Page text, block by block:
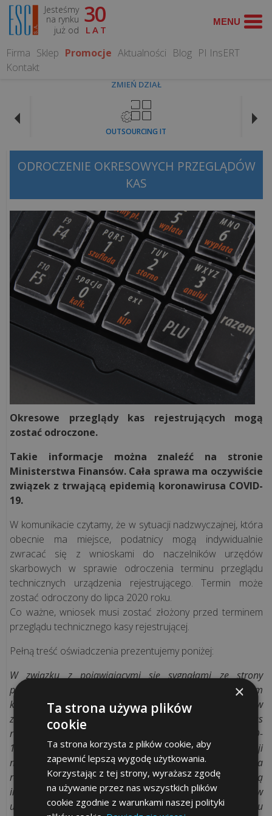
Jesteśmy
na rynku
już od
30
LAT
Firma Sklep Promocje Aktualności Blog PI InsERT
Kontakt
ZMIEŃ DZIAŁ
OUTSOURCING IT
WYSZUKAJ
MOŻEMY
CIEBIE
ZROBIĆ?
informatyczna
Serwis
Komputerowy
Rozwiązania
sieciowe
Projekty
informatyczne
Audyt
legalności
Inwentaryzacja
e-
podpis
Procedura
gwarancyjna
ODROCZENIE OKRESOWYCH PRZEGLĄDÓW
KAS
Okresowe przeglądy kas rejestrujących mogą
zostać odroczone.
Takie informacje można znaleźć na stronie
Ministerstwa Finansów. Cała sprawa ma oczywiście
związek z trwającą epidemią koronawirusa COVID-
19.
W komunikacie czytamy, że w sytuacji nadzwyczajnej, która
obecnie ma miejsce, podatnicy mogą indywidualnie
zwracać się z wnioskami do naczelników urzędów
skarbowych w sprawie odroczenia terminu przeglądu
technicznych urządzenia rejestrującego. Termin może
zostać odroczony do lipca 2020 roku.
Co ważne, wniosek musi zostać złożony przed terminem
przeglądu technicznego kasy rejestrującej.
Pełną treść oświadczenia prezentujemy poniżej:
W związku z pojawiającymi się sygnałami ze strony
producentów oraz podmiotów zajmujących się serwisem
kas rejestrujących, dotyczącymi obaw serwisantów w
zakresie przeprowadzania przeglądów okresowych kas
rejestrujących związanych z zagrożeniem wirusem COVID-
19, Ministerstwo Finansów informuje, że w sytuacji
nadzwyczajnej jaka jest obecnie spowodowana
rozprzestrzenianiem się koronawirusa, podatnicy mogą
indywidualnie zwracać się z wnioskami do naczelników
urzędów skarbowych o odroczenie terminu przeglądu
×
Ta strona używa plików
cookie
Ta strona korzysta z plików cookie, aby
zapewnić lepszą wygodę użytkowania.
Korzystając z tej strony, wyrażasz zgodę
na używanie przez nas wszystkich plików
cookie zgodnie z warunkami naszej polityki